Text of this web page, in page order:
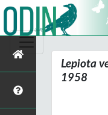
Lepiota
1958